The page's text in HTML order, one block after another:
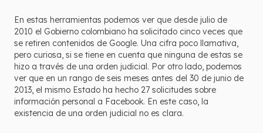
En estas herramientas podemos ver que desde julio de
2010 el Gobierno colombiano ha solicitado cinco veces que
se retiren contenidos de Google. Una cifra poco llamativa,
pero curiosa, si se tiene en cuenta que ninguna de estas se
hizo a través de una orden judicial. Por otro lado, podemos
ver que en un rango de seis meses antes del 30 de junio de
2013, el mismo Estado ha hecho 27 solicitudes sobre
información personal a Facebook. En este caso, la
existencia de una orden judicial no es clara.